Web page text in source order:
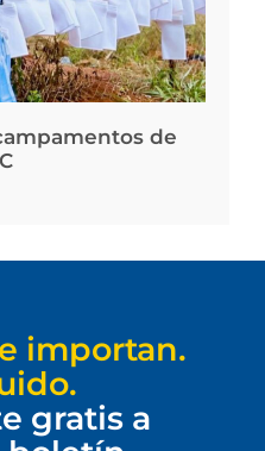
de
importan.
gratis a